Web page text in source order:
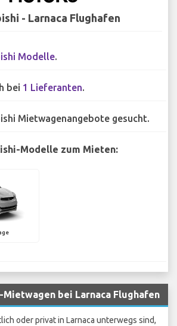
- Larnaca Flughafen
Modelle.
bei 1 Lieferanten.
Mietwagenangebote gesucht.
Modelle zum Mieten:
bei Larnaca Flughafen
oder privat in Larnaca unterwegs sind,